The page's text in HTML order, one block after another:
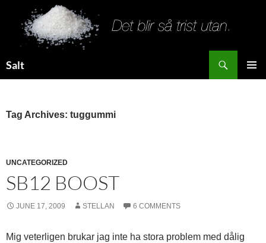
Salt
Tag Archives: tuggummi
UNCATEGORIZED
SB12 BOOST
JUNE 17, 2009 STELLAN 6 COMMENTS
Mig veterligen brukar jag inte ha stora problem med dålig